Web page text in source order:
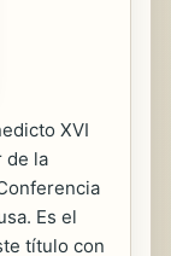
XVI
de la
Es el
título con